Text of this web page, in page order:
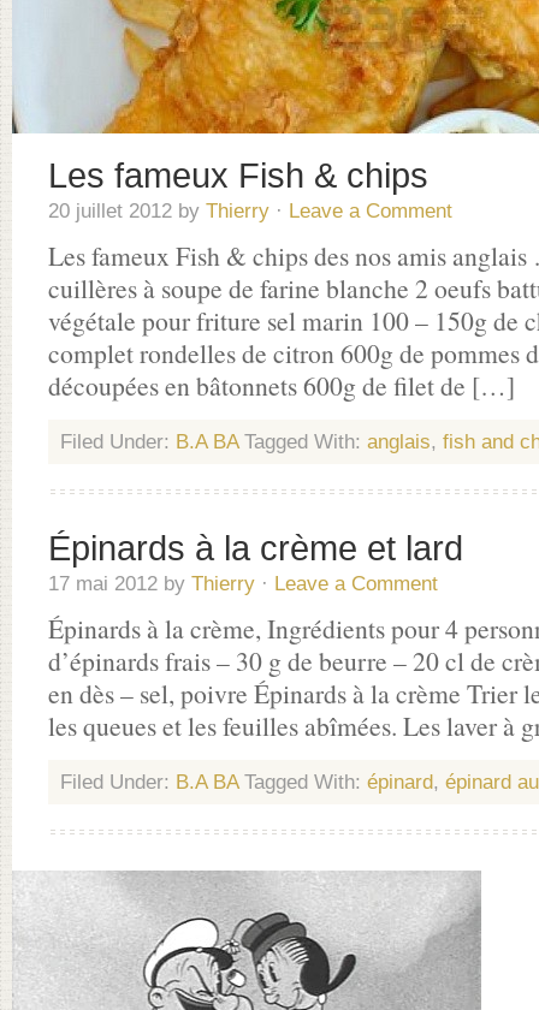
Les fameux Fish & chips
20 juillet 2012 by Thierry · Leave a Comment
Les fameux Fish & chips des nos amis
cuillères à soupe de farine blanche 2 oeufs
végétale pour friture sel marin 100 – 150g de
complet rondelles de citron 600g de pommes
découpées en bâtonnets 600g de filet de […]
Filed Under: B.A BA Tagged With: anglais, fish and
Épinards à la crème et lard
17 mai 2012 by Thierry · Leave a Comment
Épinards à la crème, Ingrédients pour 4
d’épinards frais – 30 g de beurre – 20 cl de
en dès – sel, poivre Épinards à la crème Trier
les queues et les feuilles abîmées. Les laver à
Filed Under: B.A BA Tagged With: épinard, épinard